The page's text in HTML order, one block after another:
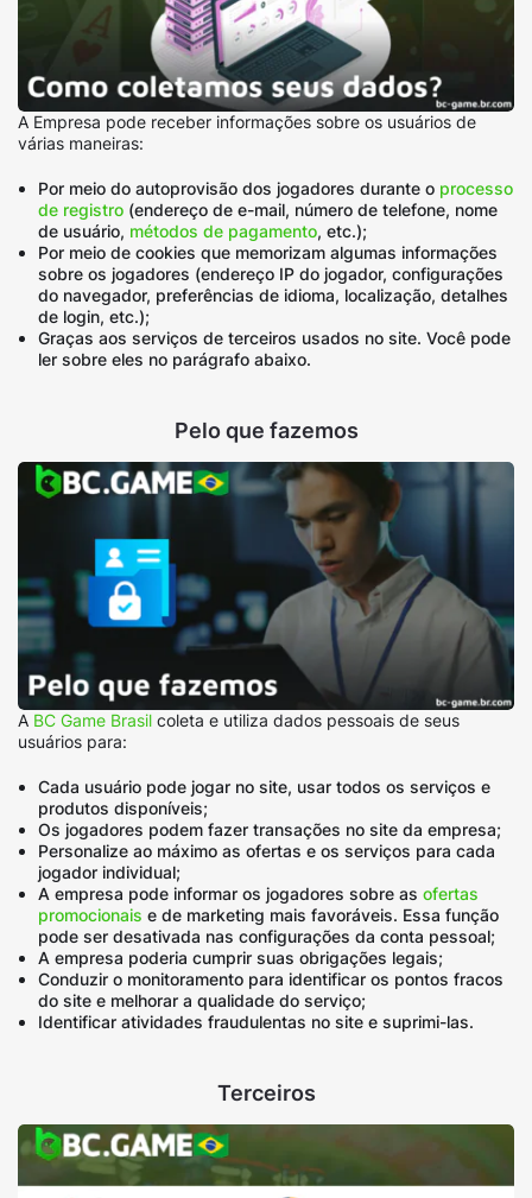
A Empresa pode receber informações sobre os usuários de
várias maneiras:
Por meio do autoprovisão dos jogadores durante o processo
de registro (endereço de e-mail, número de telefone, nome
de usuário, métodos de pagamento, etc.);
Por meio de cookies que memorizam algumas informações
sobre os jogadores (endereço IP do jogador, configurações
do navegador, preferências de idioma, localização, detalhes
de login, etc.);
Graças aos serviços de terceiros usados no site. Você pode
ler sobre eles no parágrafo abaixo.
Pelo que fazemos
A BC Game Brasil coleta e utiliza dados pessoais de seus
usuários para:
Cada usuário pode jogar no site, usar todos os serviços e
produtos disponíveis;
Os jogadores podem fazer transações no site da empresa;
Personalize ao máximo as ofertas e os serviços para cada
jogador individual;
A empresa pode informar os jogadores sobre as ofertas
promocionais e de marketing mais favoráveis. Essa função
pode ser desativada nas configurações da conta pessoal;
A empresa poderia cumprir suas obrigações legais;
Conduzir o monitoramento para identificar os pontos fracos
do site e melhorar a qualidade do serviço;
Identificar atividades fraudulentas no site e suprimi-las.
Terceiros